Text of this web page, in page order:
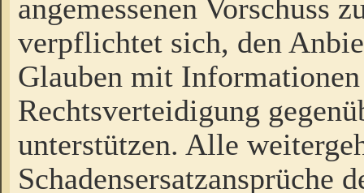
angemessenen Vorschuss
verpflichtet sich, den
Glauben mit
Rechtsverteidigung
unterstützen. Alle
Schadensersatzansprüche